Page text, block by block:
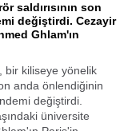
saldırısının son
değiştirdi. Cezayir
Ghlam'ın
bir kiliseye yönelik
anda önlendiğinin
değiştirdi.
üniversite